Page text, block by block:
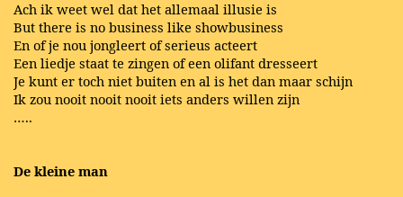
Ach ik weet wel dat het allemaal illusie is
But there is no business like showbusiness
En of je nou jongleert of serieus acteert
Een liedje staat te zingen of een olifant dresseert
Je kunt er toch niet buiten en al is het dan maar schijn
Ik zou nooit nooit nooit iets anders willen zijn
…..
De kleine man